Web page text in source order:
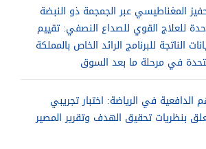
المغناطيسي عبر الجمجمة ذو النبضة
للعلاج القوي للصداع النصفي: تقييم
الناتجة للبرنامج الرائد الخاص بالمملكة
في مرحلة ما بعد السوق
الدافعية في الرياضة: اختبار تجريبي
بنظريات تحقيق الهدف وتقرير المصير